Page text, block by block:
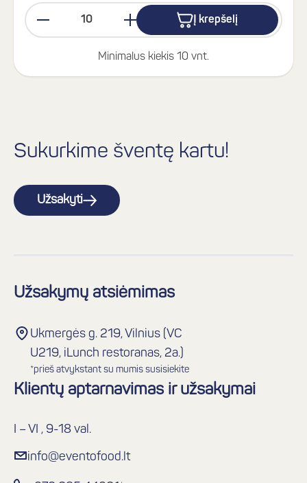
Į krepšelį
Minimalus kiekis 10 vnt.
Sukurkime šventę kartu!
Užsakyti
Užsakymų atsiėmimas
Ukmergės g. 219, Vilnius (VC
U219, iLunch restoranas, 2a.)
*prieš atvykstant su mumis susisiekite
Klientų aptarnavimas ir užsakymai
I – VI , 9-18 val.
info@eventofood.lt